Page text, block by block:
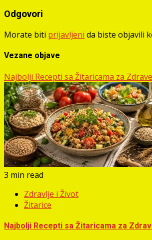
Odgovori
Morate biti prijavljeni da biste objavili
Vezane objave
Najbolji Recepti sa Žitaricama za
3 min read
Zdravlje i Život
Žitarice
Najbolji Recepti sa Žitaricama za